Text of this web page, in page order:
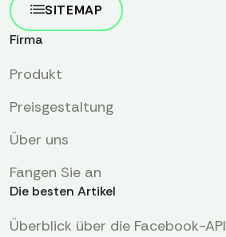
SITEMAP
Firma
Produkt
Preisgestaltung
Über uns
Fangen Sie an
Die besten Artikel
Überblick über die Facebook-API